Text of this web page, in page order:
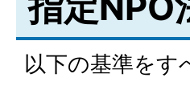
以下の基準をす